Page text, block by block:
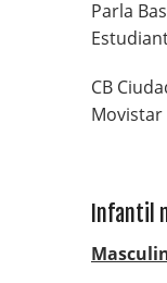
Parla
CB
Movistar
Infantil